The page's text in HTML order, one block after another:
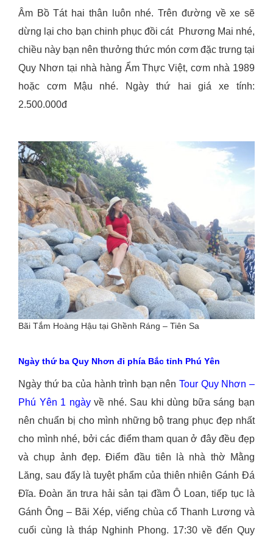
Âm Bồ Tát hai thân luôn nhé. Trên đường về xe sẽ
dừng lại cho bạn chinh phục đồi cát Phương Mai nhé,
chiều này bạn nên thưởng thức món cơm đặc trưng tại
Quy Nhơn tại nhà hàng Ẩm Thực Việt, cơm nhà 1989
hoặc cơm Mậu nhé. Ngày thứ hai giá xe tính:
2.500.000đ
Bãi Tắm Hoàng Hậu tại Ghềnh Ráng – Tiên Sa
Ngày thứ ba Quy Nhơn đi phía Bắc tỉnh Phú Yên
Ngày thứ ba của hành trình bạn nênTour Quy Nhơn –
Phú Yên 1 ngàyvề nhé. Sau khi dùng bữa sáng bạn
nên chuẩn bị cho mình những bộ trang phục đẹp nhất
cho mình nhé, bởi các điểm tham quan ở đây đều đẹp
và chụp ảnh đẹp. Điểm đầu tiên là nhà thờ Mằng
Lăng, sau đấy là tuyệt phẩm của thiên nhiên Gánh Đá
Đĩa. Đoàn ăn trưa hải sản tại đầm Ô Loan, tiếp tục là
Gánh Ông – Bãi Xép, viếng chùa cổ Thanh Lương và
cuối cùng là tháp Nghinh Phong. 17:30 về đến Quy